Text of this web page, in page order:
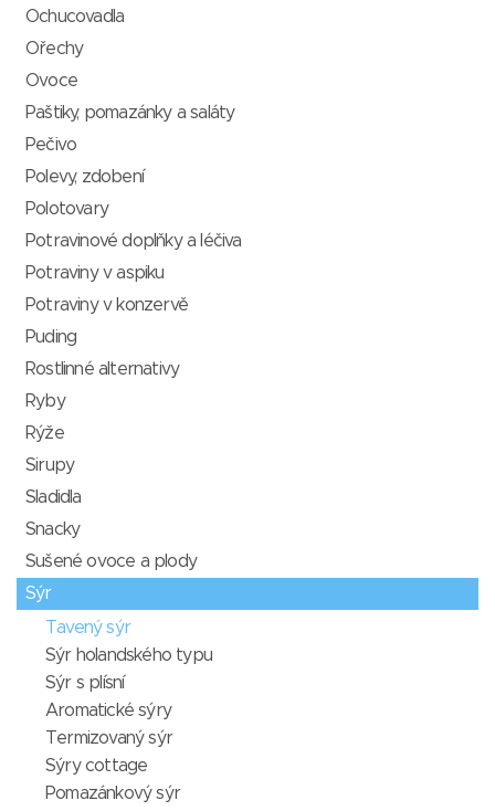
Ochucovadla
Ořechy
Ovoce
Paštiky, pomazánky a saláty
Pečivo
Polevy, zdobení
Polotovary
Potravinové doplňky a léčiva
Potraviny v aspiku
Potraviny v konzervě
Puding
Rostlinné alternativy
Ryby
Rýže
Sirupy
Sladidla
Snacky
Sušené ovoce a plody
Sýr
Tavený sýr
Sýr holandského typu
Sýr s plísní
Aromatické sýry
Termizovaný sýr
Sýry cottage
Pomazánkový sýr